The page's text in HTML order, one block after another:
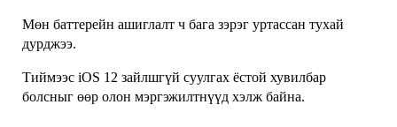
Мөн баттерейн ашиглалт ч бага зэрэг уртассан тухай
дурджээ.
Тиймээс iOS 12 зайлшгүй суулгах ёстой хувилбар
болсныг өөр олон мэргэжилтнүүд хэлж байна.